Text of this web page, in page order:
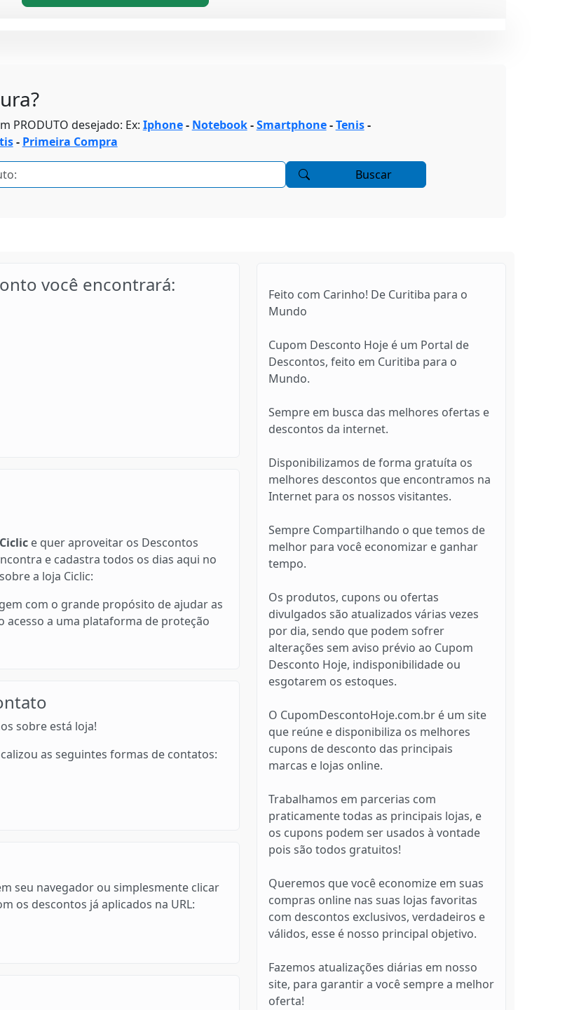
PRODUTO desejado: Ex: Iphone- Notebook-Smartphone-Tenis-
- Primeira Compra
Buscar
você encontrará:
e quer aproveitar os Descontos
e cadastra todos os dias aqui no
a loja Ciclic:
com o grande propósito de ajudar as
a uma plataforma de proteção
sobre está loja!
as seguintes formas de contatos:
seu navegador ou simplesmente clicar
os descontos já aplicados na URL:
Feito com Carinho! De Curitiba para o
Mundo
Cupom Desconto Hoje é um Portal de
Descontos, feito em Curitiba para o
Mundo.
Sempre em busca das melhores ofertas e
descontos da internet.
Disponibilizamos de forma gratuíta os
melhores descontos que encontramos na
Internet para os nossos visitantes.
Sempre Compartilhando o que temos de
melhor para você economizar e ganhar
tempo.
Os produtos, cupons ou ofertas
divulgados são atualizados várias vezes
por dia, sendo que podem sofrer
alterações sem aviso prévio ao Cupom
Desconto Hoje, indisponibilidade ou
esgotarem os estoques.
O CupomDescontoHoje.com.br é um site
que reúne e disponibiliza os melhores
cupons de desconto das principais
marcas e lojas online.
Trabalhamos em parcerias com
praticamente todas as principais lojas, e
os cupons podem ser usados à vontade
pois são todos gratuitos!
Queremos que você economize em suas
compras online nas suas lojas favoritas
com descontos exclusivos, verdadeiros e
válidos, esse é nosso principal objetivo.
Fazemos atualizações diárias em nosso
site, para garantir a você sempre a melhor
oferta!